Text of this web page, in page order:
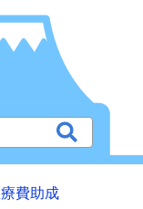
費助成